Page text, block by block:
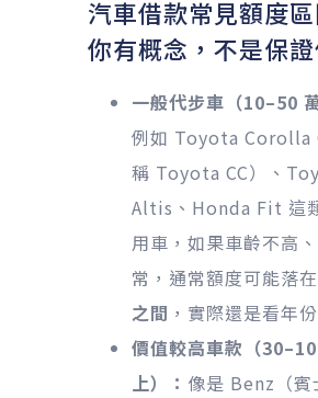
汽車借款常見額度
你有概念，不是保證
一般代步車（10–50
例如 Toyota Corolla
稱 Toyota CC）、
Altis、Honda Fit 這
用車，如果車齡不高
常，通常額度可能落在
之間 ，實際還是看年
價值較高車款（
上）： 像是 Benz（賓